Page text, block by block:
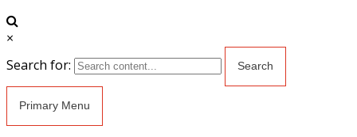
×
Search for:
Primary Menu